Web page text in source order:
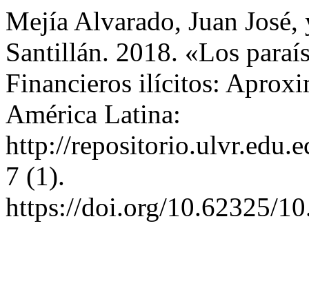
Mejía Alvarado, Juan
Santillán. 2018. «Los
Financieros ilícitos:
América Latina:
http://
7 (1).
https://doi.org/10.62325/